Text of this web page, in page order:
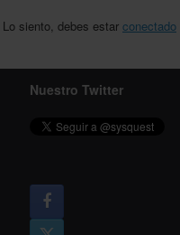
Lo siento, debes estar conectado
Nuestro Twitter